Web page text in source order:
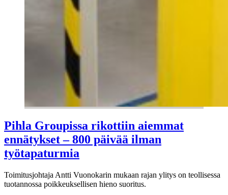
Pihla Groupissa rikottiin aiemmat
ennätykset – 800 päivää ilman
työtapaturmia
Toimitusjohtaja Antti Vuonokarin mukaan rajan ylitys on teollisessa
tuotannossa poikkeuksellisen hieno suoritus.